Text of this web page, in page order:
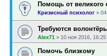
Помощь от великого
Кризисный психолог »
Требуются
Alex71 » 10 ноя 2016, 16:25
Помочь близкому